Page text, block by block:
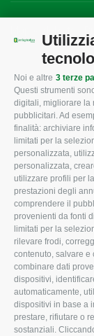
Noi e altre 3 terze
Questi strumenti
digitali, migliorare la
pubblicitari. Ad
finalità: archiviare
limitati per la
personalizzata,
personalizzata,
utilizzare profili per
prestazioni degli
comprendere il
provenienti da fonti
limitati per la
rilevare frodi,
contenuto, salvare e
combinare dati
dispositivi,
automaticamente,
dispositivi in base a
prestare, rifiutare o
sostanziali.
ROVIGO
L'Associazione
Missione e
Organigramma
I Nostri Servizi
Uffici della Sede
provinciale
Le Sedi di Zona
Agricoltori S.r.l.
Whistleblowing
Confagricoltura
Agricoltori srl